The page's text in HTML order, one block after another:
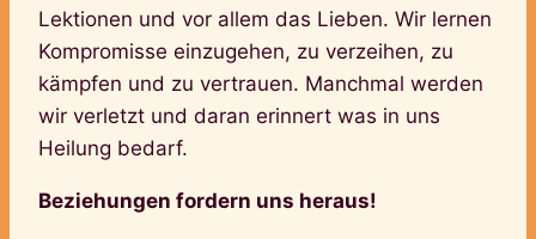
Lektionen und vor allem das Lieben. Wir lernen
Kompromisse einzugehen, zu verzeihen, zu
kämpfen und zu vertrauen. Manchmal werden
wir verletzt und daran erinnert was in uns
Heilung bedarf.
Beziehungen fordern uns heraus!